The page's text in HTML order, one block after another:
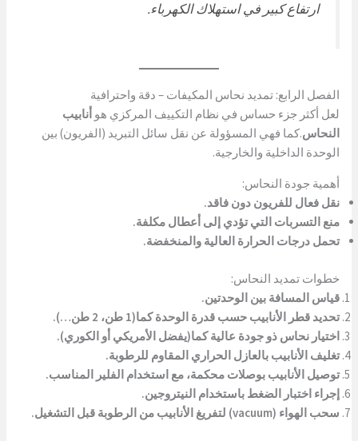
ارتفاع كبير في استهلاك الكهرباء.
الفصل الرابع: تمديد نحاس المكيفات – دقة واحترافية
لعل أكثر جزء حساس في نظام التكييف المركزي هو أنابيب
النحاس.كما فهي المسؤولة عن نقل سائل التبريد (الفريون) بين
الوحدة الداخلية والخارجية.
أهمية جودة النحاس:
نقل فعال للفريون دون فاقد.
منع التسربات التي تؤدي إلى أعطال مكلفة.
تحمل درجات الحرارة العالية والمنخفضة.
خطوات تمديد النحاس:
قياس المسافة بين الوحدتين.
تحديد قطر الأنابيب حسب قدرة الوحدة كما(1 طن، 2 طن…).
اختيار نحاس ذو جودة عالية كما(يفضل الأمريكي أو الكوري).
تغليف الأنابيب بالعازل الحراري المقاوم للرطوبة.
توصيل الأنابيب بوصلات محكمة، مع استخدام الفلير المناسب.
إجراء اختبار الضغط باستخدام النيتروجين.
سحب الهواء (vacuum) لتفريغ الأنابيب من الرطوبة قبل التشغيل.